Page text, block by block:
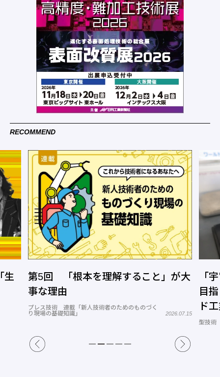
RECOMMEND
生
第5回 「根本を理解すること」が大
事な理由
プレス技術 連載「新人技術者のためのものづく
り現場の基礎知識」
2026.07.15
「
目
ド
型技術